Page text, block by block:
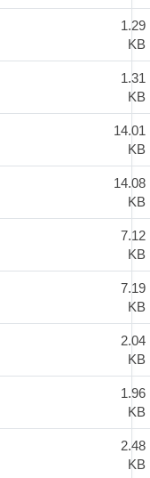
1.29
KB
1.31
KB
14.01
KB
14.08
KB
7.12
KB
7.19
KB
2.04
KB
1.96
KB
2.48
KB